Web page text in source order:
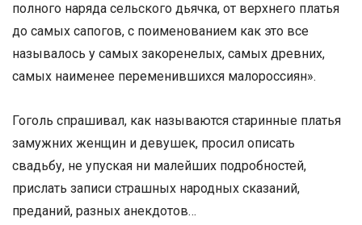
полного наряда сельского дьячка, от верхнего платья
до самых сапогов, с поименованием как это все
называлось у самых закоренелых, самых древних,
самых наименее переменившихся малороссиян».
Гоголь спрашивал, как называются старинные платья
замужних женщин и девушек, просил описать
свадьбу, не упуская ни малейших подробностей,
прислать записи страшных народных сказаний,
преданий, разных анекдотов…